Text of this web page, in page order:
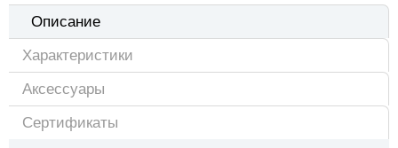
Описание
Характеристики
Аксессуары
Сертификаты